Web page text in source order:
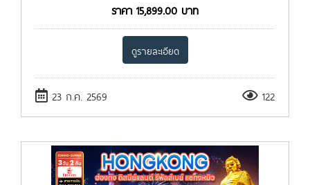
ราคา 15,899.00 บาท
ดูรายละเอียด
23 ก.ค. 2569 122